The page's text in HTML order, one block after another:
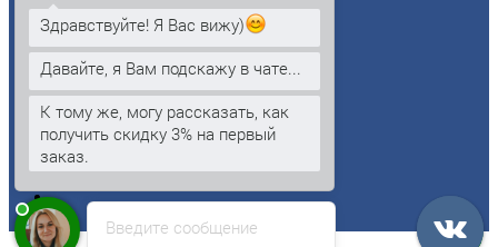
Алюминий
Бронза
Вольфрам
Латунь
Медь
Никель
Олово
Свинец
Титан
Цинк
Введите сообщение
Здравствуйте! Я Вас вижу)
Давайте, я Вам подскажу в чате...
К тому же, могу рассказать, как
получить скидку 3% на первый
заказ.